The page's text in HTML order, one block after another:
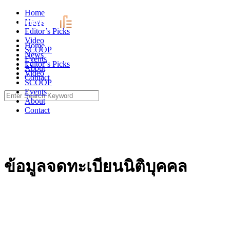
Skip
content
Home
News
Editor’s Picks
Video
SCOOP
Events
About
Contact
Home
News
Editor’s Picks
Video
SCOOP
Events
About
Contact
Search
for:
ข้อมูลจดทะเบียนนิติบุคคล